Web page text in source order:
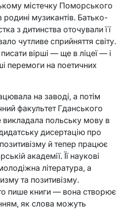
містечку Поморського
музикантів. Батько-
з дитинства оточували її
чутливе сприйняття світу.
вірші — ще в ліцеї — і
перемоги на поетичних
на заводі, а потім
факультет Гданського
викладала польську мову в
дисертацію про
й тепер працює
академії. Її наукові
література, а
та позитивізму.
пише книги — вона створює
як слова можуть